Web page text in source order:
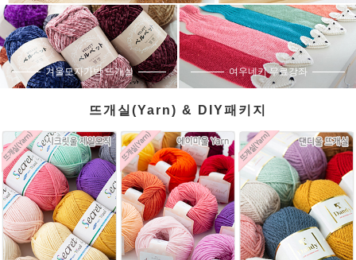
겨울모자가방 뜨개실 여우네키 무료강좌
뜨개실(Yarn) & DIY패키지